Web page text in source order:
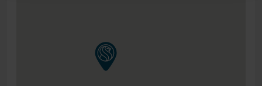
HET HOOFDBORD